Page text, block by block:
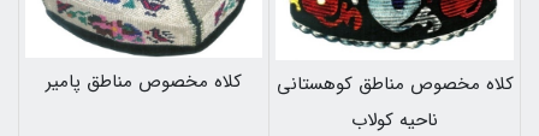
كلاه مخصوص مناطق كوهستاني
ناحيه كولاب
كلاه مخصوص مناطق پامير